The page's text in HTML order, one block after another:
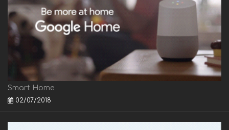
Smart Home
02/07/2018